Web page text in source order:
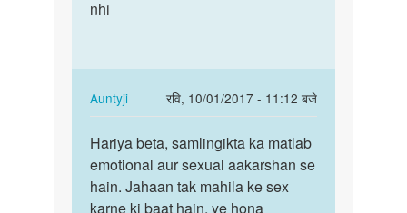
sath
sex
krna
by
vishal
jain
gay
chod
sakte…
nhi
Auntyji
रवि, 10/01/2017 - 11:12 बजे
In
reply
to
Kya
gay
ladki
Hariya
beta,
samlingikta
ka…
Hariya beta, samlingikta ka matlab
emotional aur sexual aakarshan se
hain. Jahaan tak mahila ke sex
karne ki baat hain, ye hona